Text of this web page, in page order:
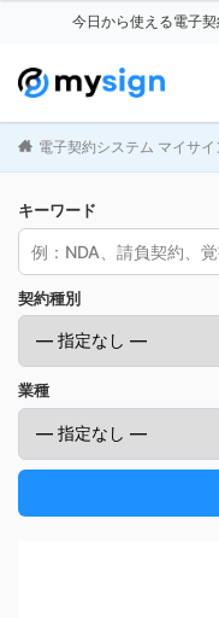
今日から使える電子
電子契約システム マイサ
キーワード
契約種別
業種